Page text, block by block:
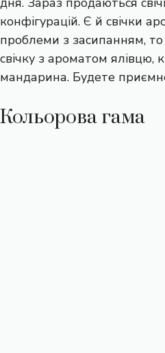
конфігурацій. Є й свічки
проблеми з засипанням,
свічку з ароматом ялівцю,
мандарина. Будете
Кольорова гама